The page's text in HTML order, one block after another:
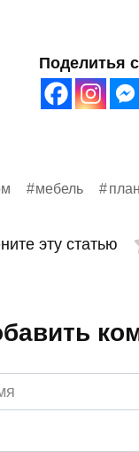
Поделитья
мебель
эту статью